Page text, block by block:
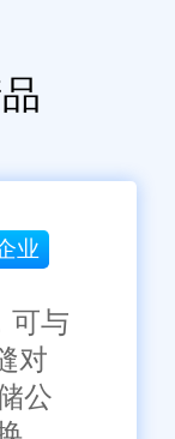
业
可与
对
公